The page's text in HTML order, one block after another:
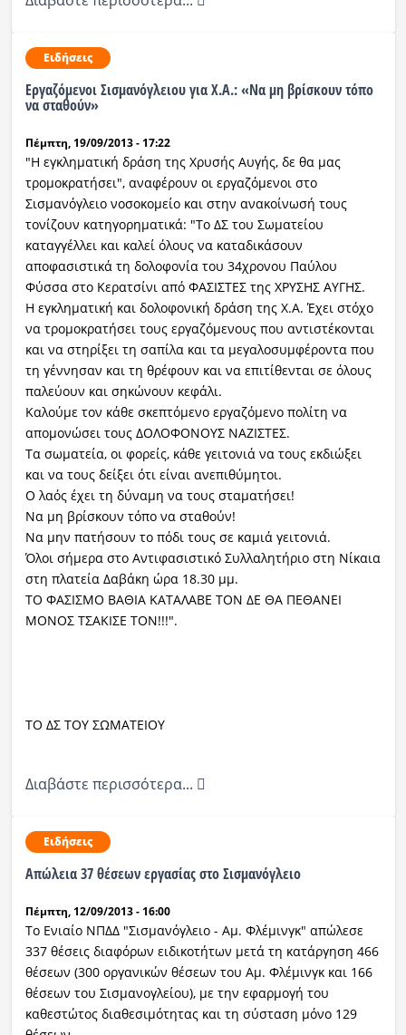
Ειδήσεις
Εργαζόμενοι Σισμανόγλειου για Χ.Α.: «Να μη βρίσκουν τόπο
να σταθούν»
Πέμπτη, 19/09/2013 - 17:22
"Η εγκληματική δράση της Χρυσής Αυγής, δε θα μας
τρομοκρατήσει", αναφέρουν οι εργαζόμενοι στο
Σισμανόγλειο νοσοκομείο και στην ανακοίνωσή τους
τονίζουν κατηγορηματικά: "Το ΔΣ του Σωματείου
καταγγέλλει και καλεί όλους να καταδικάσουν
αποφασιστικά τη δολοφονία του 34χρονου Παύλου
Φύσσα στο Κερατσίνι από ΦΑΣΙΣΤΕΣ της ΧΡΥΣΗΣ ΑΥΓΗΣ.
Η εγκληματική και δολοφονική δράση της Χ.Α. Έχει στόχο
να τρομοκρατήσει τους εργαζόμενους που αντιστέκονται
και να στηρίξει τη σαπίλα και τα μεγαλοσυμφέροντα που
τη γέννησαν και τη θρέφουν και να επιτίθενται σε όλους
παλεύουν και σηκώνουν κεφάλι.
Καλούμε τον κάθε σκεπτόμενο εργαζόμενο πολίτη να
απομονώσει τους ΔΟΛΟΦΟΝΟΥΣ ΝΑΖΙΣΤΕΣ.
Τα σωματεία, οι φορείς, κάθε γειτονιά να τους εκδιώξει
και να τους δείξει ότι είναι ανεπιθύμητοι.
Ο λαός έχει τη δύναμη να τους σταματήσει!
Να μη βρίσκουν τόπο να σταθούν!
Να μην πατήσουν το πόδι τους σε καμιά γειτονιά.
Όλοι σήμερα στο Αντιφασιστικό Συλλαλητήριο στη Νίκαια
στη πλατεία Δαβάκη ώρα 18.30 μμ.
ΤΟ ΦΑΣΙΣΜΟ ΒΑΘΙΑ ΚΑΤΑΛΑΒΕ ΤΟΝ ΔΕ ΘΑ ΠΕΘΑΝΕΙ
ΜΟΝΟΣ ΤΣΑΚΙΣΕ ΤΟΝ!!!".
ΤΟ ΔΣ ΤΟΥ ΣΩΜΑΤΕΙΟΥ
Διαβάστε περισσότερα...
Ειδήσεις
Απώλεια 37 θέσεων εργασίας στο Σισμανόγλειο
Πέμπτη, 12/09/2013 - 16:00
Το Ενιαίο ΝΠΔΔ "Σισμανόγλειο - Αμ. Φλέμινγκ" απώλεσε
337 θέσεις διαφόρων ειδικοτήτων μετά τη κατάργηση 466
θέσεων (300 οργανικών θέσεων του Αμ. Φλέμινγκ και 166
θέσεων του Σισμανογλείου), με την εφαρμογή του
καθεστώτος διαθεσιμότητας και τη σύσταση μόνο 129